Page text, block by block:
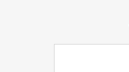
נכדו, שהיה כבן ארבע כשסבו נפטר.
כלום. רק כמו שהולכים מחדר אל